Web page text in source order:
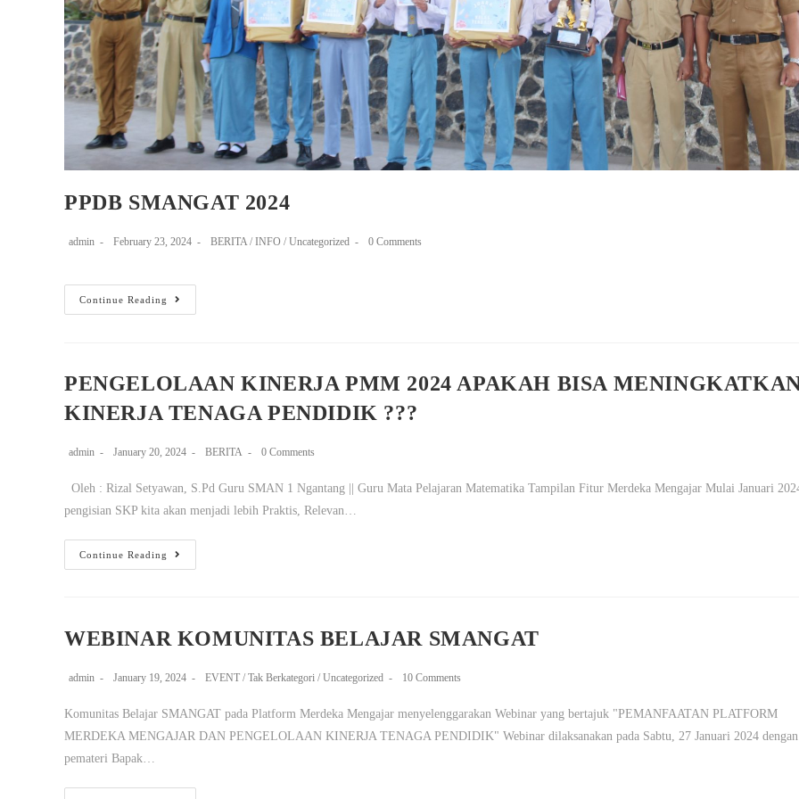
PPDB SMANGAT 2024
admin February 23, 2024 BERITA / INFO / Uncategorized 0 Comments
Continue Reading
PENGELOLAAN KINERJA PMM 2024 APAKAH BISA
KINERJA TENAGA PENDIDIK ???
admin January 20, 2024 BERITA 0 Comments
Oleh : Rizal Setyawan, S.Pd Guru SMAN 1 Ngantang || Guru Mata Pelajaran Matematika Tampilan Fitur Merdeka Mengajar Mulai Januari
pengisian SKP kita akan menjadi lebih Praktis, Relevan…
Continue Reading
WEBINAR KOMUNITAS BELAJAR SMANGAT
admin January 19, 2024 EVENT / Tak Berkategori / Uncategorized 10 Comments
Komunitas Belajar SMANGAT pada Platform Merdeka Mengajar menyelenggarakan Webinar yang bertajuk "PEMANFAATAN PLATFORM
MERDEKA MENGAJAR DAN PENGELOLAAN KINERJA TENAGA PENDIDIK" Webinar dilaksanakan pada Sabtu, 27 Januari 2024 dengan
pemateri Bapak…